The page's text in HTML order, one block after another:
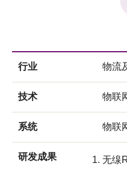
行业 物流
技术 物联
系统 物联
研发成果
无缐